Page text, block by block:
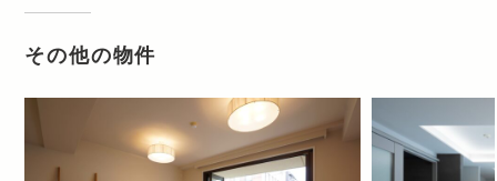
その他の物件